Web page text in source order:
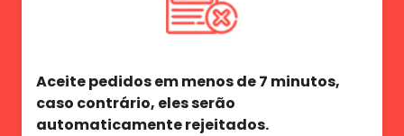
Aceite pedidos em menos de 7 minutos,
caso contrário, eles serão
automaticamente rejeitados.